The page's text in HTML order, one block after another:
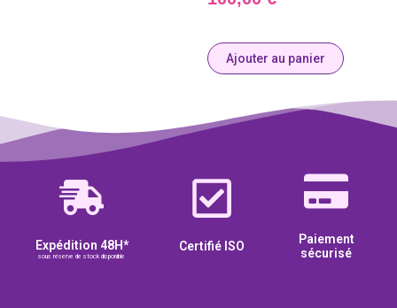
Ajouter au panier
Expédition 48H*
sous réserve de stock disponible
Certifié ISO
Paiement
sécurisé